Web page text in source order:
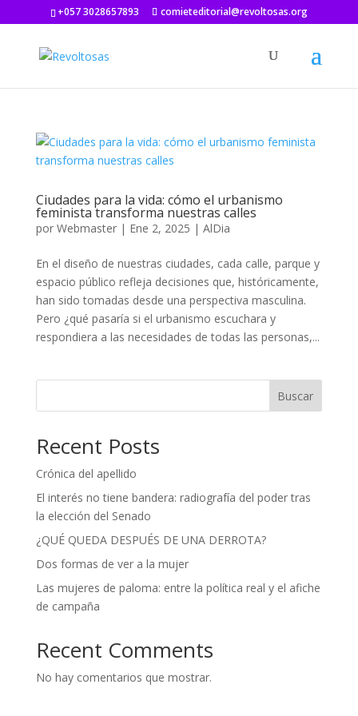
+057 3028657893 comieteditorial@revoltosas.org
Ciudades para la vida: cómo el urbanismo
feminista transforma nuestras calles
por Webmaster| Ene 2, 2025 | AlDia
En el diseño de nuestras ciudades, cada calle, parque y
espacio público refleja decisiones que, históricamente,
han sido tomadas desde una perspectiva masculina.
Pero ¿qué pasaría si el urbanismo escuchara y
respondiera a las necesidades de todas las personas,...
Buscar
Recent Posts
Crónica del apellido
El interés no tiene bandera: radiografía del poder tras
la elección del Senado
¿QUÉ QUEDA DESPUÉS DE UNA DERROTA?
Dos formas de ver a la mujer
Las mujeres de paloma: entre la política real y el afiche
de campaña
Recent Comments
No hay comentarios que mostrar.